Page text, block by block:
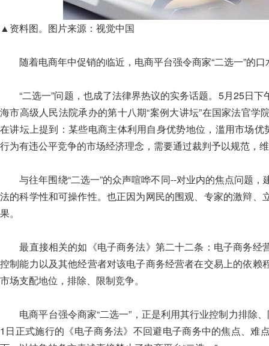
▲资料图。图片来源：视觉中国
随着电商年中促销的临近，电商平台强令商家“二选一”的口
“二选一”问题，也成了法律界热议的实务话题。5月25日下
海市高级人民法院承办的第十八期“案例大讲坛”在国家法官
在讲坛上提到：某些电商主体利用自身优势地位，滥用市场优
行为有违公平竞争的市场经济理念，需要通过裁判予以规范，
与往年围绕“二选一”的众声喧哗不同--对业内的焦点问题，
法的科学性和可操作性。也正因为网民的围观、专家的激辩
果。
最直接相关的如《电子商务法》第二十二条：电子商务经
控制能力以及其他经营者对该电子商务经营者在交易上的依
市场支配地位，排除、限制竞争。
电商平台强令商家“二选一”，正是利用其行业控制力排除
1日正式施行的《电子商务法》不回避电子商务中的焦点、难